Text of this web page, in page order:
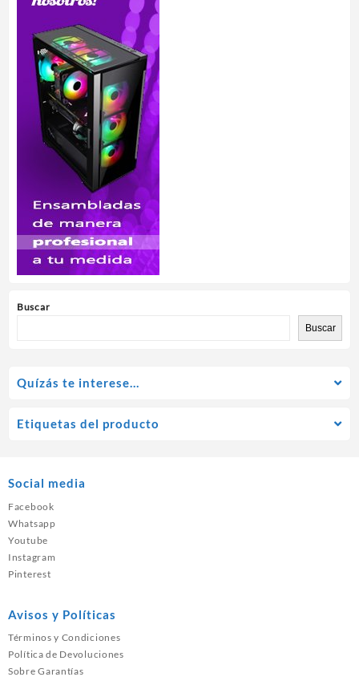
Buscar
Buscar
Quízás te interese…
Etiquetas del producto
Social media
Facebook
Whatsapp
Youtube
Instagram
Pinterest
Avisos y Políticas
Términos y Condiciones
Política de Devoluciones
Sobre Garantías